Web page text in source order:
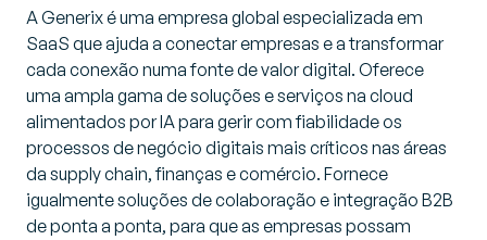
A Generix é uma empresa global especializada em
SaaS que ajuda a conectar empresas e a transformar
cada conexão numa fonte de valor digital. Oferece
uma ampla gama de soluções e serviços na cloud
alimentados por IA para gerir com fiabilidade os
processos de negócio digitais mais críticos nas áreas
da supply chain, finanças e comércio. Fornece
igualmente soluções de colaboração e integração B2B
de ponta a ponta, para que as empresas possam